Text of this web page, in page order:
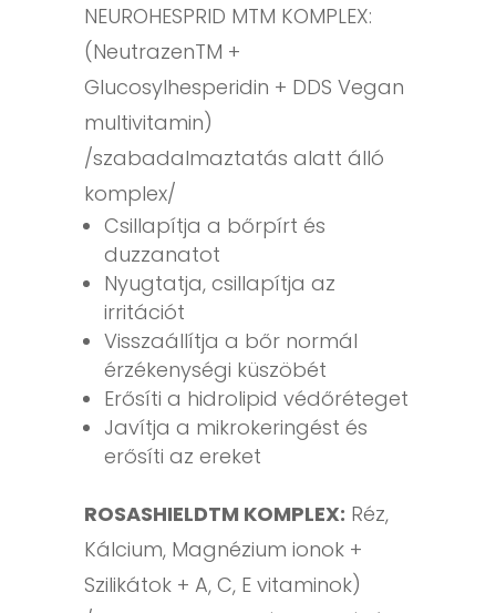
NEUROHESPRID MTM KOMPLEX:
(NeutrazenTM +
Glucosylhesperidin + DDS Vegan
multivitamin)
/szabadalmaztatás alatt álló
komplex/
Csillapítja a bőrpírt és
duzzanatot
Nyugtatja, csillapítja az
irritációt
Visszaállítja a bőr normál
érzékenységi küszöbét
Erősíti a hidrolipid védőréteget
Javítja a mikrokeringést és
erősíti az ereket
ROSASHIELDTM KOMPLEX: Réz,
Kálcium, Magnézium ionok +
Szilikátok + A, C, E vitaminok)